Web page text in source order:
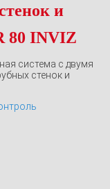
и
80 INVIZ
система с двумя
стенок и